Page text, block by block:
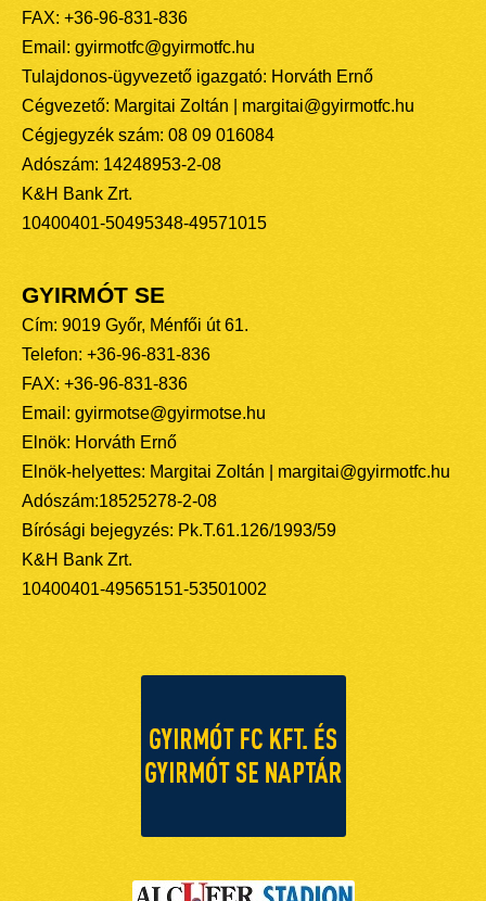
FAX: +36-96-831-836
Email: gyirmotfc@gyirmotfc.hu
Tulajdonos-ügyvezető igazgató: Horváth Ernő
Cégvezető: Margitai Zoltán | margitai@gyirmotfc.hu
Cégjegyzék szám: 08 09 016084
Adószám: 14248953-2-08
K&H Bank Zrt.
10400401-50495348-49571015
GYIRMÓT SE
Cím: 9019 Győr, Ménfői út 61.
Telefon: +36-96-831-836
FAX: +36-96-831-836
Email: gyirmotse@gyirmotse.hu
Elnök: Horváth Ernő
Elnök-helyettes: Margitai Zoltán | margitai@gyirmotfc.hu
Adószám:18525278-2-08
Bírósági bejegyzés: Pk.T.61.126/1993/59
K&H Bank Zrt.
10400401-49565151-53501002